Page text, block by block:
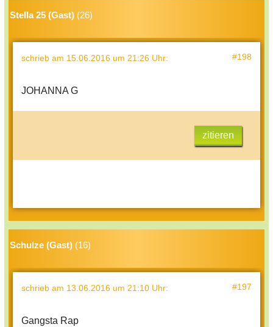
Stella 25 (Gast) (26)
schrieb am 15.06.2016 um 21:26 Uhr: #198
JOHANNA G
zitieren
Schulze (Gast) (16)
schrieb am 13.06.2016 um 21:10 Uhr: #197
Gangsta Rap